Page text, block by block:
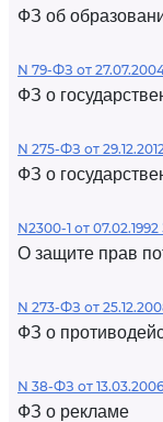
ФЗ об
N 79-ФЗ от
ФЗ о
N 275-ФЗ от
ФЗ о
N2300-1 от
О защите прав
N 273-ФЗ от
ФЗ о
N 38-ФЗ от 13.03.2006
ФЗ о рекламе